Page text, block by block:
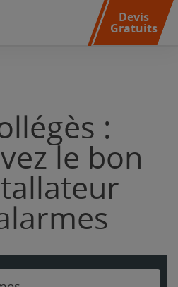
Devis
Gratuits
:
le bon